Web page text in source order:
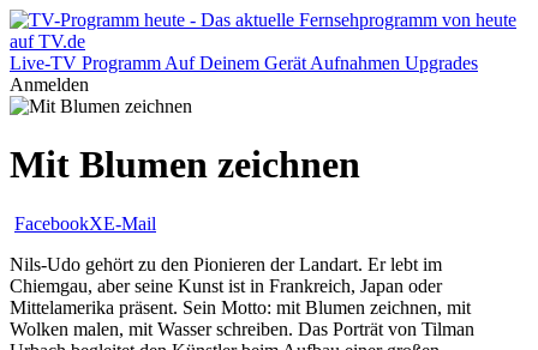
Live-TV Programm Auf Deinem Gerät Aufnahmen Upgrades
Anmelden
Mit Blumen zeichnen
FacebookXE-Mail
Nils-Udo gehört zu den Pionieren der Landart. Er lebt im
Chiemgau, aber seine Kunst ist in Frankreich, Japan oder
Mittelamerika präsent. Sein Motto: mit Blumen zeichnen, mit
Wolken malen, mit Wasser schreiben. Das Porträt von Tilman